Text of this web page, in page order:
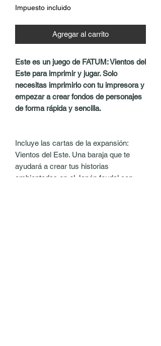
de
Impuesto incluido
Agregar al carrito
Este es un juego de FATUM: Vientos del
Este para imprimir y jugar. Solo
necesitas imprimirlo con tu impresora y
empezar a crear fondos de personajes
de forma rápida y sencilla.
Incluye las cartas de la expansión:
Vientos del Este. Una baraja que te
ayudará a crear tus historias
ambientadas en el Japón feudal con